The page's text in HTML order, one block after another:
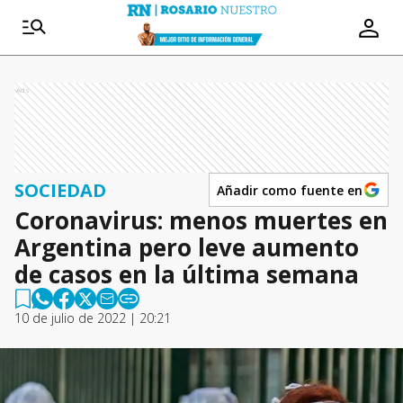
Ads
SOCIEDAD Añadir como fuente en
Coronavirus: menos muertes en
Argentina pero leve aumento
de casos en la última semana
10 de julio de 2022 | 20:21